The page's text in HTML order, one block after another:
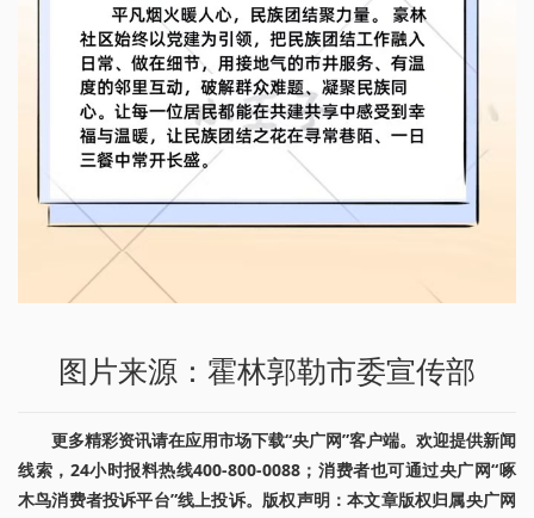
图片来源：霍林郭勒市委宣传部
更多精彩资讯请在应用市场下载“央广网”客户端。欢迎提供新闻
线索，24小时报料热线400-800-0088；消费者也可通过央广网“啄
木鸟消费者投诉平台”线上投诉。版权声明：本文章版权归属央广网